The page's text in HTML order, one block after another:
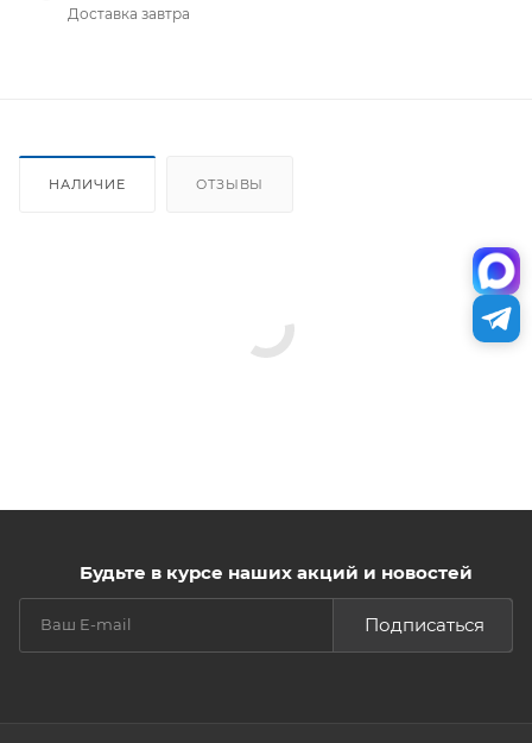
Доставка завтра
НАЛИЧИЕ ОТЗЫВЫ
Будьте в курсе наших акций и новостей
Подписаться